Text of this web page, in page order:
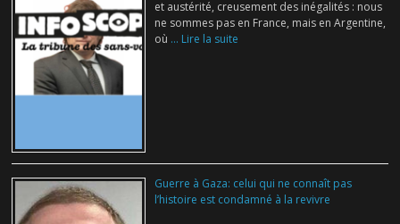
et austérité, creusement des inégalités : nous
ne sommes pas en France, mais en Argentine,
où ... Lire la suite
Guerre à Gaza: celui qui ne connaît pas
l’histoire est condamné à la revivre